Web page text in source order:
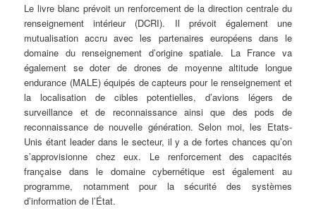
Le livre blanc prévoit un renforcement de la direction centrale du
renseignement intérieur (DCRI). Il prévoit également une
mutualisation accru avec les partenaires européens dans le
domaine du renseignement d’origine spatiale. La France va
également se doter de drones de moyenne altitude longue
endurance (MALE) équipés de capteurs pour le renseignement et
la localisation de cibles potentielles, d’avions légers de
surveillance et de reconnaissance ainsi que des pods de
reconnaissance de nouvelle génération. Selon moi, les Etats-
Unis étant leader dans le secteur, il y a de fortes chances qu’on
s’approvisionne chez eux. Le renforcement des capacités
française dans le domaine cybernétique est également au
programme, notamment pour la sécurité des systèmes
d’information de l’État.